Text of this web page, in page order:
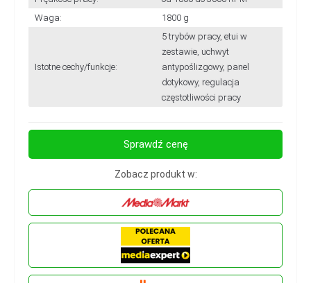
Waga:
1800 g
Istotne cechy/funkcje:
5 trybów pracy, etui w
zestawie, uchwyt
antypoślizgowy, panel
dotykowy, regulacja
częstotliwości pracy
Sprawdź cenę
Zobacz produkt w: